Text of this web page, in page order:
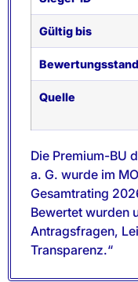
Gültig bis
Bewertungsstand
Quelle
Die Premium-BU
a. G. wurde im
Gesamtrating
Bewertet wurden
Antragsfragen,
Transparenz.“